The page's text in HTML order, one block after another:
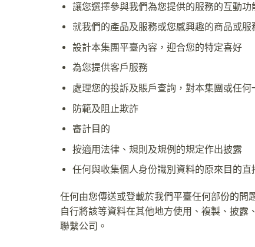
讓您選擇參與我們為您提供的服務的互動
就我們的產品及服務或您感興趣的商品或服
設計本集團平臺內容，迎合您的特定喜好
為您提供客戶服務
處理您的投訴及賬戶查詢，對本集團或任
防範及阻止欺詐
審計目的
按適用法律、規則及規例的規定作出披露
任何與收集個人身份識別資料的原來目的直
任何由您傳送或登載於我們平臺任何部份的問
自行將該等資料在其他地方使用、複製、披
聯繫公司。